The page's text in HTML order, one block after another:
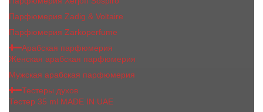
Парфюмерия Zadig & Voltaire
Парфюмерия Zarkoperfume
Арабская парфюмерия
Женская арабская парфюмерия
Мужская арабская парфюмерия
Тестеры духов
Тестер 35 ml MADE IN UAE